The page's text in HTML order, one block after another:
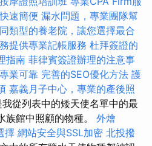
速簡便 漏水問題，專業團隊幫
類型的養老院，讓您選擇最合
提供專業記帳服務 杜拜簽證的
指南 菲律賓簽證辦理的注意事
業可靠 完善的SEO優化方法 護
嘉義月子中心，專業的產後照
從列表中的矮天使名單中的最
族館中照顧的物種。 外燴
擇 網站安全與SSL加密 北投撥